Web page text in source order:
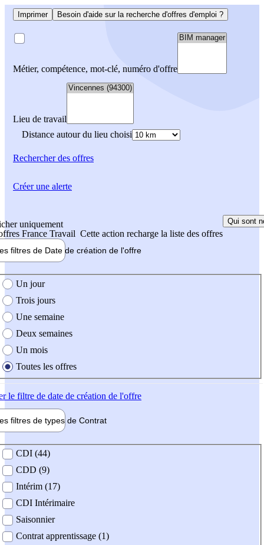
Imprimer Besoin d'aide sur la recherche d'offres d'emploi ?
Métier, compétence, mot-clé, numéro d'offre
Lieu de travail
Distance autour du lieu choisi
Rechercherdes offres
uniquement
France Travail Cette action recharge la liste des offres
Qui sont
filtres de Date de création de l'offre
création de l'offre
Un jour
Trois jours
Une semaine
Deux semaines
Un mois
Toutes les offres
le filtre de date de création de l'offre
filtres de types de Contrat
contrat
CDI (44)
CDD (9)
Intérim (17)
CDI Intérimaire
Saisonnier
Contrat apprentissage (1)
Créer une alerte